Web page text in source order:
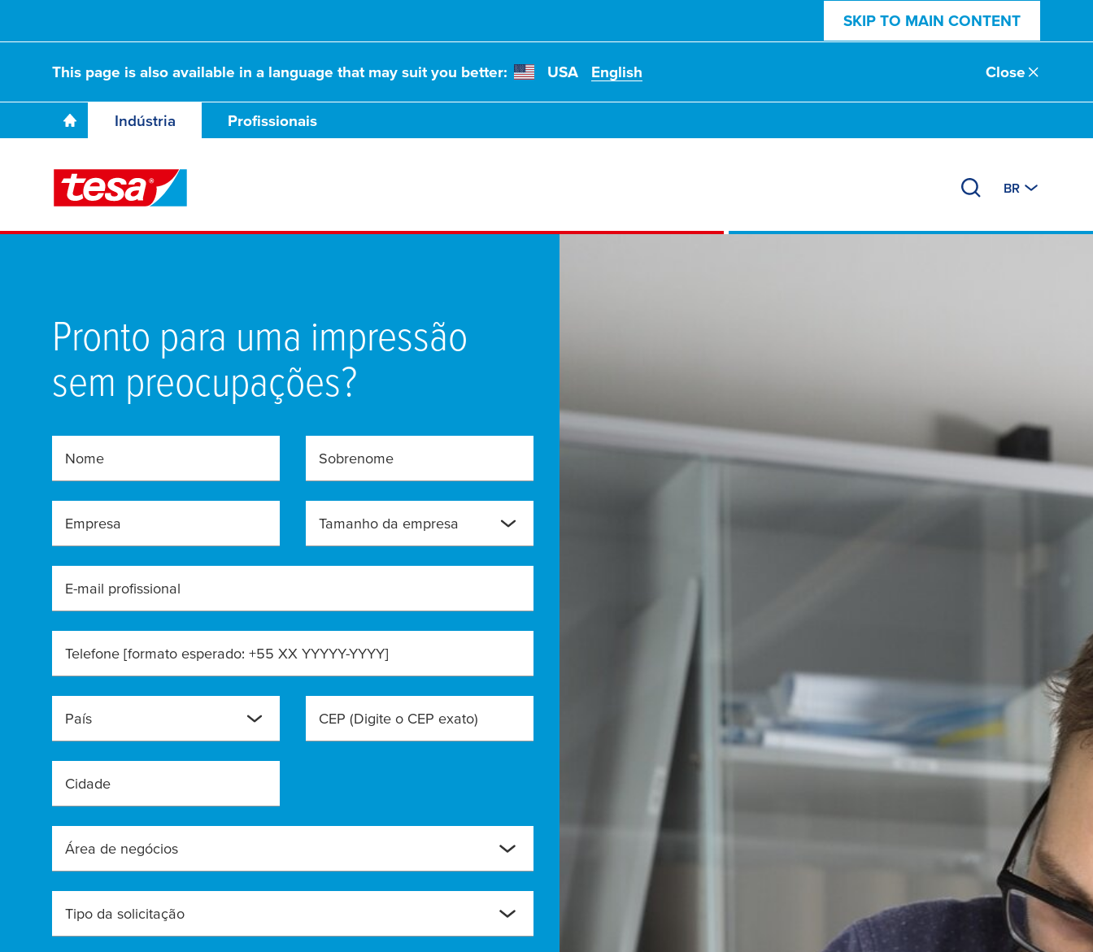
SKIP TO MAIN CONTENT
This page is also available in a language that may suit you better: USA English Close
Indústria Profissionais
BR
Pronto para uma impressão
sem preocupações?
Nome Sobrenome
Empresa Tamanho da empresa
E-mail profissional
Telefone [formato esperado: +55 XX YYYYY-YYYY]
País CEP (Digite o CEP exato)
Cidade
Área de negócios
Tipo da solicitação